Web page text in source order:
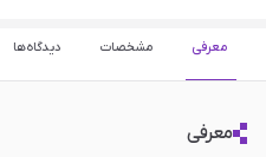
معرفی مشخصات دیدگاه‌ها
معرفی